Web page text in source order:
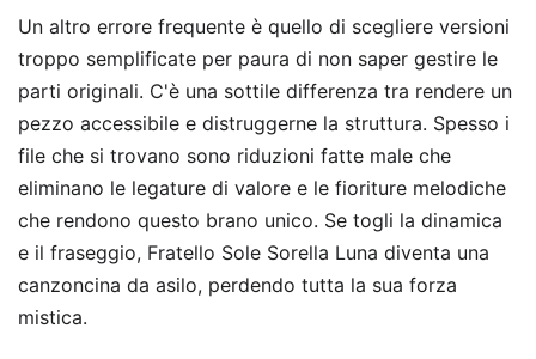
Un altro errore frequente è quello di scegliere versioni
troppo semplificate per paura di non saper gestire le
parti originali. C'è una sottile differenza tra rendere un
pezzo accessibile e distruggerne la struttura. Spesso i
file che si trovano sono riduzioni fatte male che
eliminano le legature di valore e le fioriture melodiche
che rendono questo brano unico. Se togli la dinamica
e il fraseggio, Fratello Sole Sorella Luna diventa una
canzoncina da asilo, perdendo tutta la sua forza
mistica.